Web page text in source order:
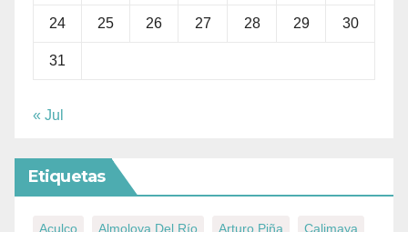
24 25 26 27 28 29 30
31
« Jul
Etiquetas
Aculco Almoloya Del Río Arturo Piña Calimaya